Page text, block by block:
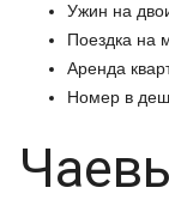
Ужин на
Поездка на
Аренда
Номер в